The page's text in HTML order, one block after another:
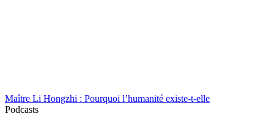
Maître Li Hongzhi : Pourquoi l’humanité existe-t-elle
Podcasts